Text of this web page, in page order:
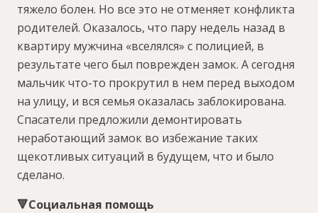
тяжело болен. Но все это не отменяет конфликта
родителей. Оказалось, что пару недель назад в
квартиру мужчина «вселялся» с полицией, в
результате чего был поврежден замок. А сегодня
мальчик что-то прокрутил в нем перед выходом
на улицу, и вся семья оказалась заблокирована.
Спасатели предложили демонтировать
неработающий замок во избежание таких
щекотливых ситуаций в будущем, что и было
сделано.
🔻Социальная помощь